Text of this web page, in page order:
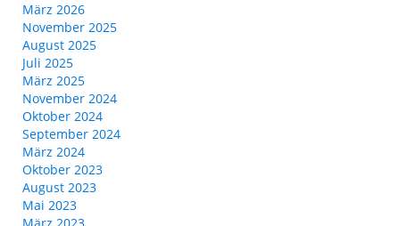
März 2026
November 2025
August 2025
Juli 2025
März 2025
November 2024
Oktober 2024
September 2024
März 2024
Oktober 2023
August 2023
Mai 2023